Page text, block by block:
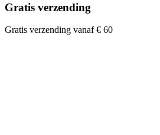
Gratis verzending
Gratis verzending vanaf € 60